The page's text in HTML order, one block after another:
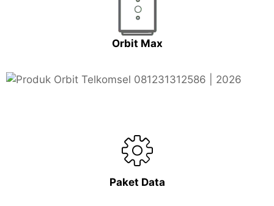
Orbit Max
Paket Data